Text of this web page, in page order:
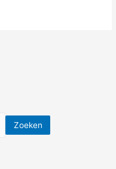
Zoeken